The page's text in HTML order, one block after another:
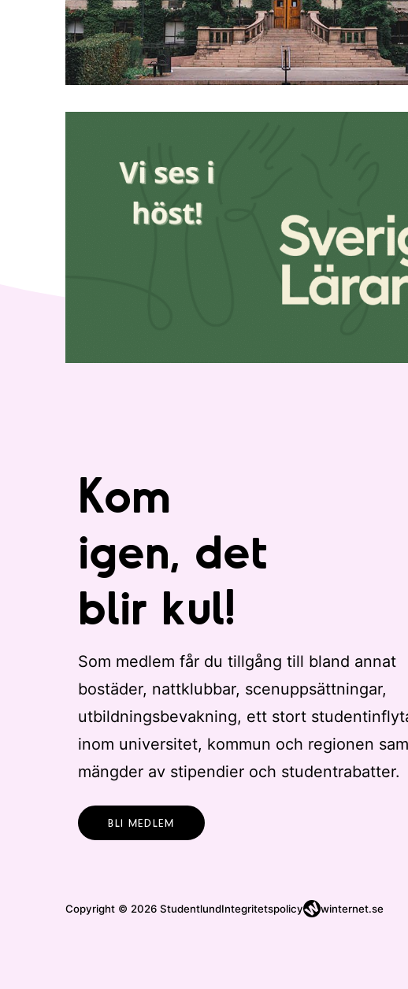
Kom
igen, det
blir kul!
Som medlem får du tillgång till bland annat
bostäder, nattklubbar, scenuppsättningar,
utbildningsbevakning, ett stort
inom universitet, kommun och regionen
mängder av stipendier och studentrabatter.
BLI MEDLEM
Copyright © 2026 StudentlundIntegritetspolicy winternet.se